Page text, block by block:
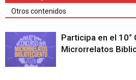
Otros contenidos
Participa en el 10°
Microrrelatos